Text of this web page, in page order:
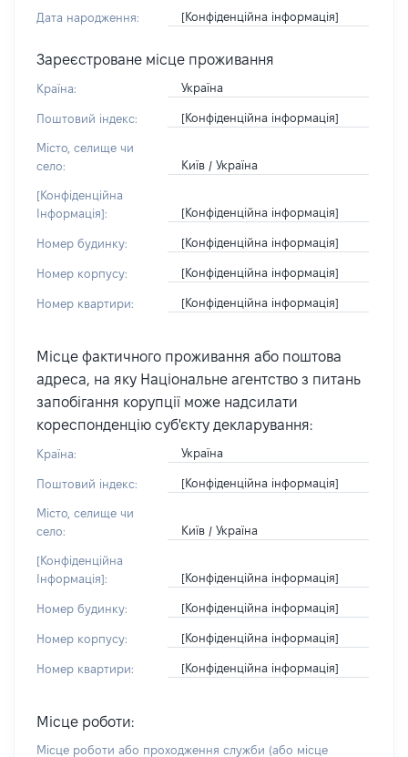
Дата народження: [Конфіденційна інформація]
Зареєстроване місце проживання
Країна: Україна
Поштовий індекс: [Конфіденційна інформація]
Місто, селище чи
село:
Київ / Україна
[Конфіденційна
Інформація]:
[Конфіденційна інформація]
Номер будинку: [Конфіденційна інформація]
Номер корпусу: [Конфіденційна інформація]
Номер квартири: [Конфіденційна інформація]
Місце фактичного проживання або поштова
адреса, на яку Національне агентство з питань
запобігання корупції може надсилати
кореспонденцію суб'єкту декларування:
Країна: Україна
Поштовий індекс: [Конфіденційна інформація]
Місто, селище чи
село:
Київ / Україна
[Конфіденційна
Інформація]:
[Конфіденційна інформація]
Номер будинку: [Конфіденційна інформація]
Номер корпусу: [Конфіденційна інформація]
Номер квартири: [Конфіденційна інформація]
Місце роботи:
Місце роботи або проходження служби (або місце